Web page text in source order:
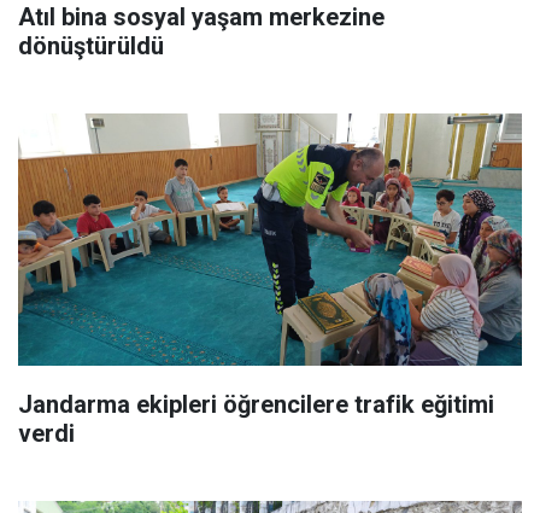
Atıl bina sosyal yaşam merkezine
dönüştürüldü
Jandarma ekipleri öğrencilere trafik eğitimi
verdi